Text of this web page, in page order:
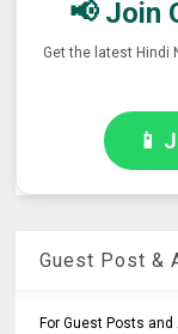
📢 Join
Get the latest Hindi
📱
Guest Post &
For Guest Posts